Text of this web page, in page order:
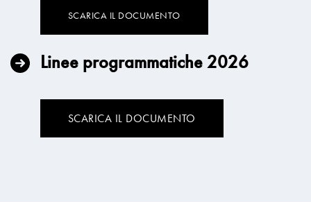
SCARICA IL DOCUMENTO
Linee programmatiche 2026
SCARICA IL DOCUMENTO